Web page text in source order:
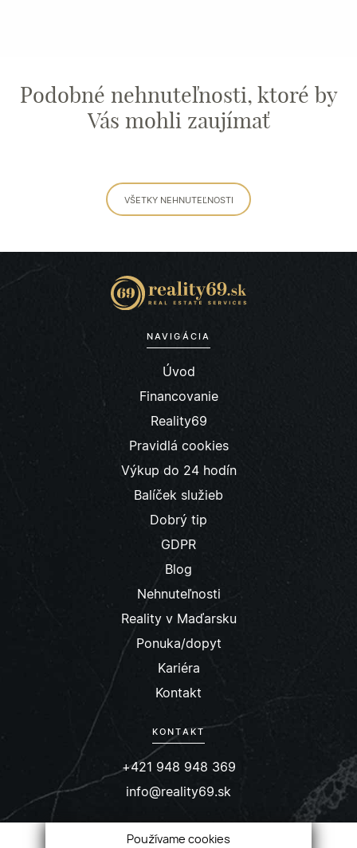
Podobné nehnuteľnosti, ktoré by
Vás mohli zaujímať
VŠETKY NEHNUTEĽNOSTI
NAVIGÁCIA
Úvod
Financovanie
Reality69
Pravidlá cookies
Výkup do 24 hodín
Balíček služieb
Dobrý tip
GDPR
Blog
Nehnuteľnosti
Reality v Maďarsku
Ponuka/dopyt
Kariéra
Kontakt
KONTAKT
+421 948 948 369
info@reality69.sk
Používame cookies